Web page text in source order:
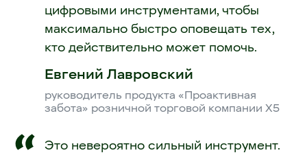
цифровыми инструментами, чтобы
максимально быстро оповещать тех,
кто действительно может помочь.
Евгений Лавровский
руководитель продукта «Проактивная
забота» розничной торговой компании X5
Это невероятно сильный инструмент.